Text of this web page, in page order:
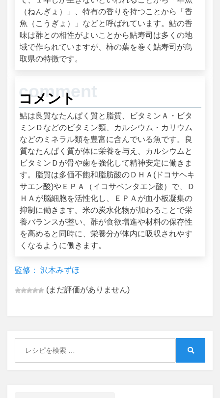
（ねんぎょ）」、特有の香りを持つことから「香
魚（こうぎょ）」などと呼ばれています。鮎の香
味は酢との相性がよいことから鮎寿司は多くの地
域で作られていますが、柿の葉を巻く鮎寿司が鳥
取県の特徴です。
コメント
鮎は良質なたんぱく質と脂質、ビタミンＡ・ビタ
ミンＤなどのビタミン類、カルシウム・カリウム
などのミネラル類を豊富に含んでいる魚です。良
質なたんぱく質が体に栄養を与え、カルシウムと
ビタミンＤが骨や歯を強化して精神安定に働きま
す。脂質は多価不飽和脂肪酸のＤＨＡ(ドコサヘキ
サエン酸)やＥＰＡ（イコサペンタエン酸）で、Ｄ
ＨＡが脳細胞を活性化し、ＥＰＡが血小板凝集の
抑制に働きます。米の炭水化物が加わることで栄
養バランスが整い、酢が食欲増進や材料の保存性
を高めると同時に、栄養分が体内に吸収されやす
くなるように働きます。
監修： 沢木みずほ
(まだ評価がありません)